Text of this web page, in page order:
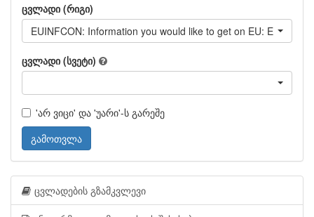
ცვლადი (რიგი)
EUINFCON: Information you would like to get on EU: EU's role
ცვლადი (სვეტი)
'არ ვიცი' და 'უარი'-ს გარეშე
გამოთვლა
ცვლადების გზამკვლევი